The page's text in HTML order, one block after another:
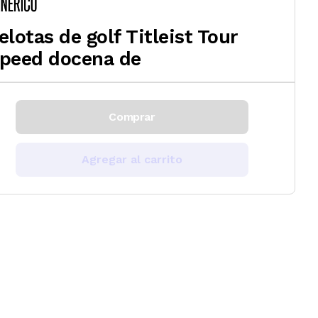
de golf Titleist Tour
docena de
Comprar
Agregar al carrito